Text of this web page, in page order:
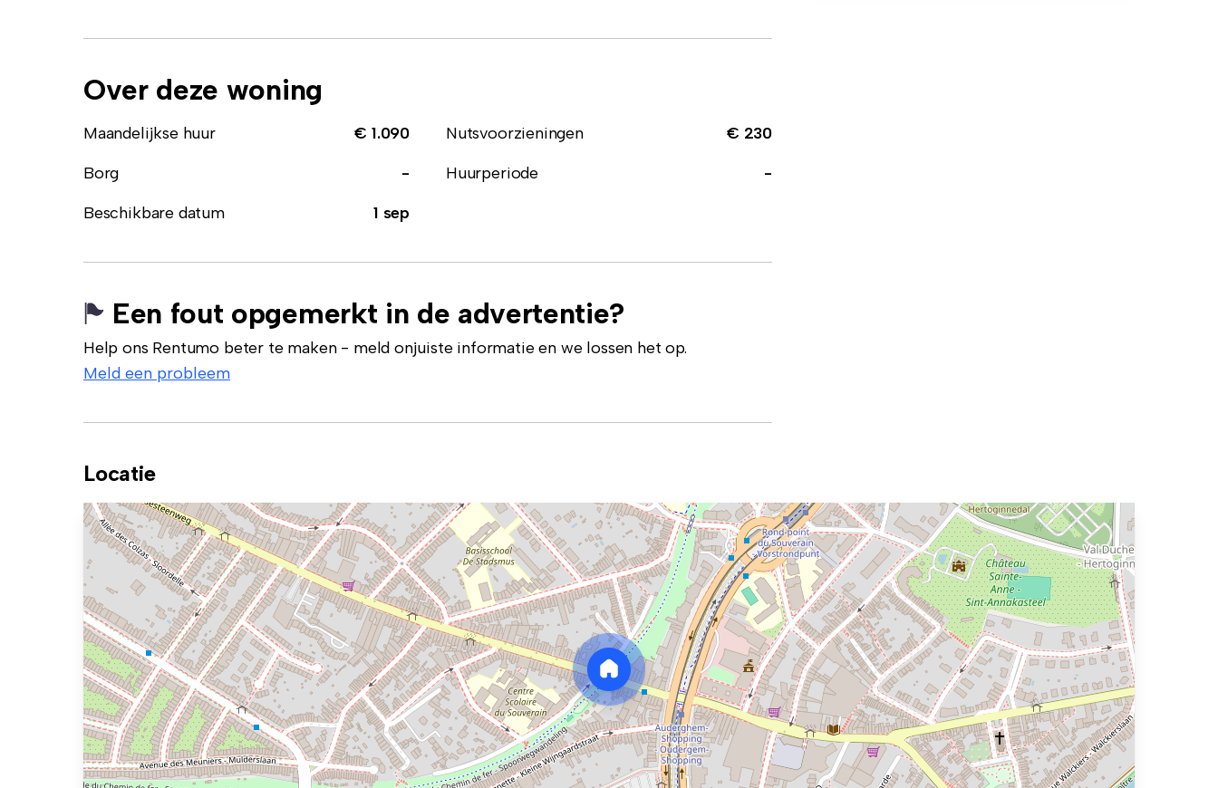
Over deze woning
Maandelijkse huur € 1.090 Nutsvoorzieningen
€ 230
Borg
- Huurperiode
-
Beschikbare datum
1 sep
Een fout opgemerkt in de advertentie?
Help ons Rentumo beter te maken - meld onjuiste informatie en we lossen het op.
Meld een probleem
Locatie